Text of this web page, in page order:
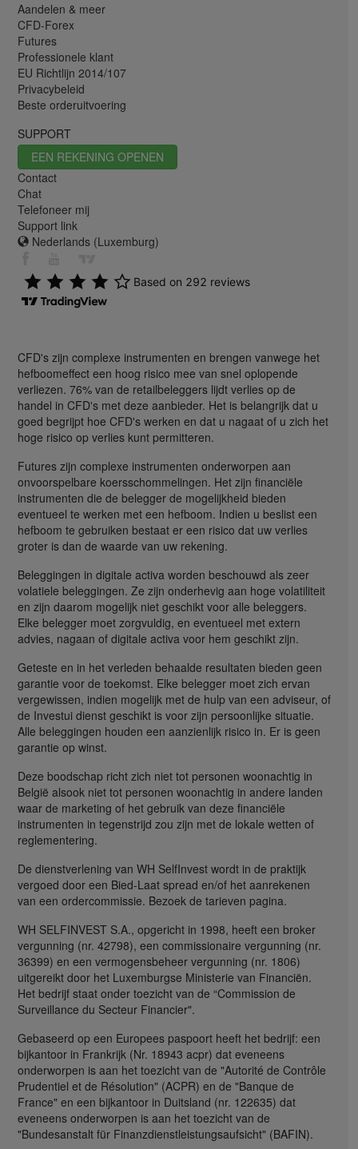
Aandelen & meer
CFD-Forex
Futures
Professionele klant
EU Richtlijn 2014/107
Privacybeleid
Beste orderuitvoering
SUPPORT
EEN REKENING OPENEN
Contact
Chat
Telefoneer mij
Support link
Nederlands (Luxemburg)
CFD's zijn complexe instrumenten en brengen vanwege het
hefboomeffect een hoog risico mee van snel oplopende
verliezen. 76% van de retailbeleggers lijdt verlies op de
handel in CFD's met deze aanbieder. Het is belangrijk dat u
goed begrijpt hoe CFD's werken en dat u nagaat of u zich het
hoge risico op verlies kunt permitteren.
Futures zijn complexe instrumenten onderworpen aan
onvoorspelbare koersschommelingen. Het zijn financiële
instrumenten die de belegger de mogelijkheid bieden
eventueel te werken met een hefboom. Indien u beslist een
hefboom te gebruiken bestaat er een risico dat uw verlies
groter is dan de waarde van uw rekening.
Beleggingen in digitale activa worden beschouwd als zeer
volatiele beleggingen. Ze zijn onderhevig aan hoge volatiliteit
en zijn daarom mogelijk niet geschikt voor alle beleggers.
Elke belegger moet zorgvuldig, en eventueel met extern
advies, nagaan of digitale activa voor hem geschikt zijn.
Geteste en in het verleden behaalde resultaten bieden geen
garantie voor de toekomst. Elke belegger moet zich ervan
vergewissen, indien mogelijk met de hulp van een adviseur, of
de Investui dienst geschikt is voor zijn persoonlijke situatie.
Alle beleggingen houden een aanzienlijk risico in. Er is geen
garantie op winst.
Deze boodschap richt zich niet tot personen woonachtig in
België alsook niet tot personen woonachtig in andere landen
waar de marketing of het gebruik van deze financiële
instrumenten in tegenstrijd zou zijn met de lokale wetten of
reglementering.
De dienstverlening van WH SelfInvest wordt in de praktijk
vergoed door een Bied-Laat spread en/of het aanrekenen
van een ordercommissie. Bezoek de tarieven pagina.
WH SELFINVEST S.A., opgericht in 1998, heeft een broker
vergunning (nr. 42798), een commissionaire vergunning (nr.
36399) en een vermogensbeheer vergunning (nr. 1806)
uitgereikt door het Luxemburgse Ministerie van Financiën.
Het bedrijf staat onder toezicht van de “Commission de
Surveillance du Secteur Financier".
Gebaseerd op een Europees paspoort heeft het bedrijf: een
bijkantoor in Frankrijk (Nr. 18943 acpr) dat eveneens
onderworpen is aan het toezicht van de "Autorité de Contrôle
Prudentiel et de Résolution" (ACPR) en de "Banque de
France" en een bijkantoor in Duitsland (nr. 122635) dat
eveneens onderworpen is aan het toezicht van de
"Bundesanstalt für Finanzdienstleistungsaufsicht" (BAFIN).